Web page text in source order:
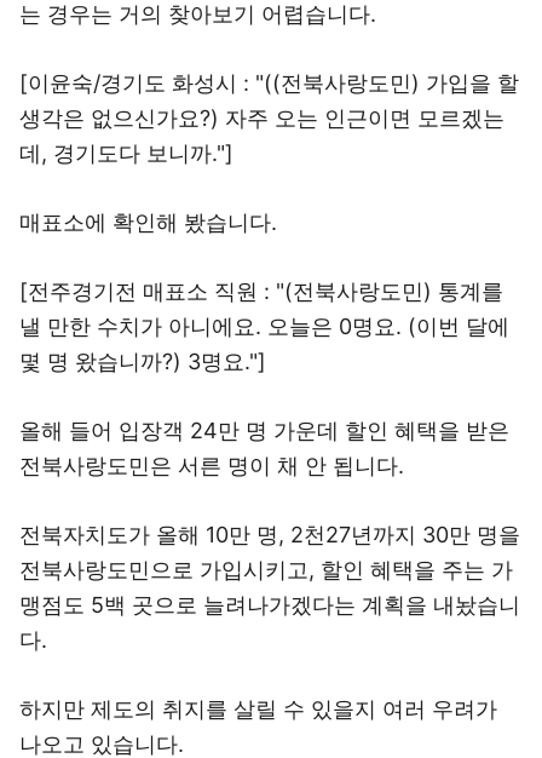
는 경우는 거의 찾아보기 어렵습니다.
[이윤숙/경기도 화성시 : "((전북사랑도민) 가입을 할
생각은 없으신가요?) 자주 오는 인근이면 모르겠는
데, 경기도다 보니까."]
매표소에 확인해 봤습니다.
[전주경기전 매표소 직원 : "(전북사랑도민) 통계를
낼 만한 수치가 아니에요. 오늘은 0명요. (이번 달에
몇 명 왔습니까?) 3명요."]
올해 들어 입장객 24만 명 가운데 할인 혜택을 받은
전북사랑도민은 서른 명이 채 안 됩니다.
전북자치도가 올해 10만 명, 2천27년까지 30만 명을
전북사랑도민으로 가입시키고, 할인 혜택을 주는 가
맹점도 5백 곳으로 늘려나가겠다는 계획을 내놨습니
다.
하지만 제도의 취지를 살릴 수 있을지 여러 우려가
나오고 있습니다.